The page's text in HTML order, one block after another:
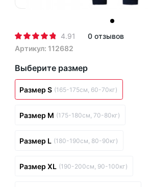
4.91
0 отзывов
Артикул: 112682
Выберите размер
Размер S (165-175см, 60-70кг)
Размер M (175-180см, 70-80кг)
Размер L (180-190см, 80-90кг)
Размер XL (190-200см, 90-100кг)